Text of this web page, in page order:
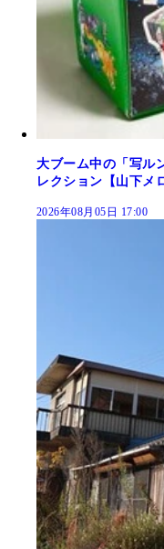
大ブーム中の「写ル
レクション【山下メ
2026年08月05日 17:00